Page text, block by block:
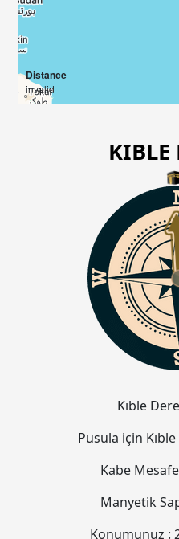
Distance
invalid
KIBLE
Kıble
Pusula için
Kabe
Manyetik
Konumunuz :